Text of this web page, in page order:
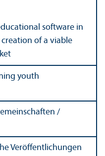
software in
of a viable
youth
/
Veröffentlichungen